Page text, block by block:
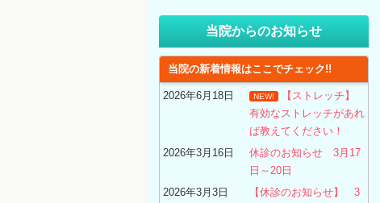
当院からのお知らせ
当院の新着情報はここでチェック!!
2026年6月18日 NEW!
【ストレッチ】
有効なストレッチがあれ
ば教えてください！
2026年3月16日
休診のお知らせ 3月17
日～20日
2026年3月3日
【休診のお知らせ】 3